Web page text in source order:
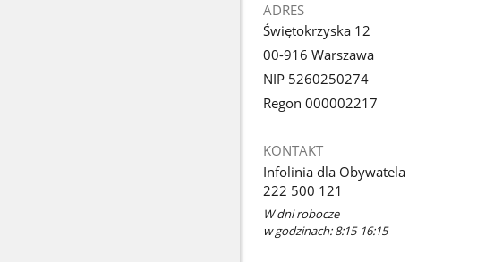
ADRES
Świętokrzyska 12
00-916 Warszawa
NIP 5260250274
Regon 000002217
KONTAKT
Infolinia dla Obywatela
222 500 121
W dni robocze
w godzinach: 8:15-16:15